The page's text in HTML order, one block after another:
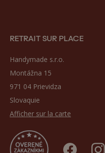
RETRAIT SUR PLACE
Handymade s.r.o.
Montážna 15
971 04 Prievidza
Slovaquie
Afficher sur la carte